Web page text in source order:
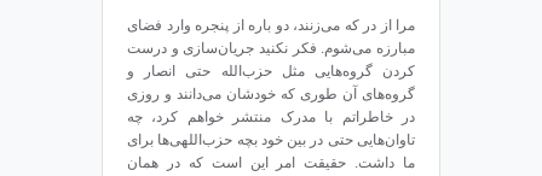
مرا از در که می‌زنند، دو باره از پنجره وارد فضای
مبارزه می‌شوم. فکر نکنید جریان‌سازی و درست
کردن گروه‌هایی مثل حزب‌الله حتی انصار و
گروه‌های آن طوری که خودشان می‌دانند و روزی
در خاطراتم با مدرک منتشر خواهم کرد، چه
تاوان‌هایی حتی در بین خود بچه حزب‌اللهی‌ها برای
ما داشت. حقیقت امر این است که در همان